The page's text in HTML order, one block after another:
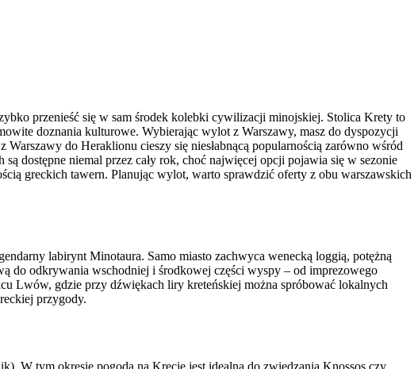
przenieść się w sam środek kolebki cywilizacji minojskiej. Stolica Krety to
doznania kulturowe. Wybierając wylot z Warszawy, masz do dyspozycji
do Heraklionu cieszy się niesłabnącą popularnością zarówno wśród
dostępne niemal przez cały rok, choć najwięcej opcji pojawia się w sezonie
greckich tawern. Planując wylot, warto sprawdzić oferty z obu warszawskich
labirynt Minotaura. Samo miasto zachwyca wenecką loggią, potężną
do odkrywania wschodniej i środkowej części wyspy – od imprezowego
Lwów, gdzie przy dźwiękach liry kreteńskiej można spróbować lokalnych
przygody.
W tym okresie pogoda na Krecie jest idealna do zwiedzania Knossos czy